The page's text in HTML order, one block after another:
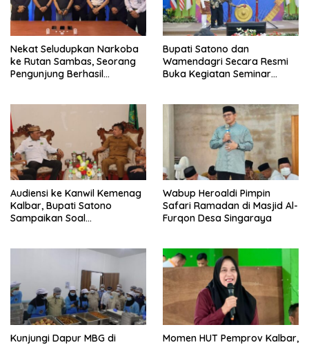
Nekat Seludupkan Narkoba
ke Rutan Sambas, Seorang
Pengunjung Berhasil
Bupati Satono dan
Wamendagri Secara Resmi
Buka Kegiatan Seminar
Audiensi ke Kanwil Kemenag
Kalbar, Bupati Satono
Sampaikan Soal
Wabup Heroaldi Pimpin
Safari Ramadan di Masjid Al-
Furqon Desa Singaraya
Kunjungi Dapur MBG di
Momen HUT Pemprov Kalbar,